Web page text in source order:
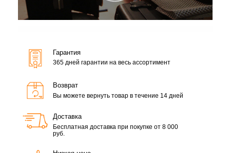
Гарантия
365 дней гарантии на весь ассортимент
Возврат
Вы можете вернуть товар в течение 14 дней
Доставка
Бесплатная доставка при покупке от 8 000
руб.